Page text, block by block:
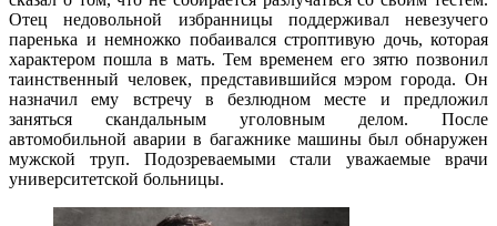
Отец недовольной избранницы поддерживал невезучего
паренька и немножко побаивался строптивую дочь, которая
характером пошла в мать. Тем временем его зятю позвонил
таинственный человек, представившийся мэром города. Он
назначил ему встречу в безлюдном месте и предложил
заняться скандальным уголовным делом. После
автомобильной аварии в багажнике машины был обнаружен
мужской труп. Подозреваемыми стали уважаемые врачи
университетской больницы.